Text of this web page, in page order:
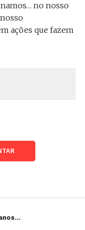
no nosso
ações que fazem